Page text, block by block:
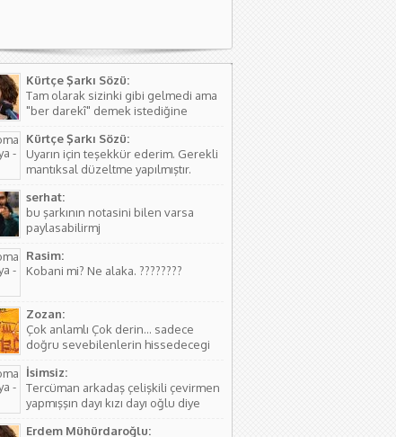
Kürtçe Şarkı Sözü:
Tam olarak sizinki gibi gelmedi ama
"ber darekî" demek istediğine
düzeltmede bulundum. Teşkkürler
Kürtçe Şarkı Sözü:
Uyarın için teşekkür ederim. Gerekli
mantıksal düzeltme yapılmıştır.
serhat:
bu şarkının notasini bilen varsa
paylasabilirmj
Rasim:
Kobani mi? Ne alaka. ????????
Zozan:
Çok anlamlı Çok derin... sadece
doğru sevebilenlerin hissedecegi
İsimsiz:
Tercüman arkadaş çelişkili çevirmen
yapmışşın dayı kızı dayı oğlu diye
vardır biraz aile yapısını öğren ( iki
Erdem Mühürdaroğlu: